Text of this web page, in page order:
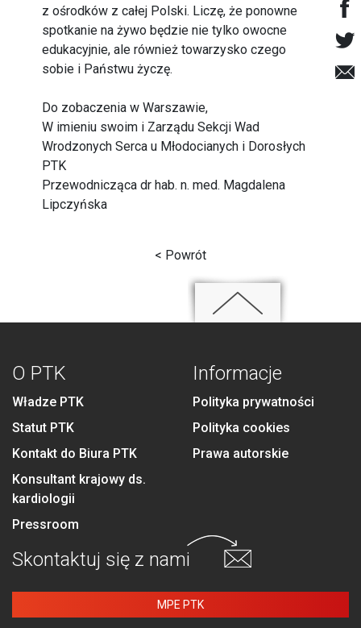
z ośrodków z całej Polski. Liczę, że ponowne
spotkanie na żywo będzie nie tylko owocne
edukacyjnie, ale również towarzysko czego
sobie i Państwu życzę.
Do zobaczenia w Warszawie,
W imieniu swoim i Zarządu Sekcji Wad
Wrodzonych Serca u Młodocianych i Dorosłych
PTK
Przewodnicząca dr hab. n. med. Magdalena
Lipczyńska
< Powrót
O PTK
Władze PTK
Statut PTK
Kontakt do Biura PTK
Konsultant krajowy ds.
kardiologii
Pressroom
Informacje
Polityka prywatności
Polityka cookies
Prawa autorskie
Skontaktuj się z nami
MPE PTK